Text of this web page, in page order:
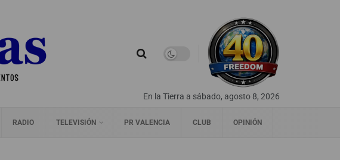
En la Tierra a sábado, agosto 8, 2026
RADIO TELEVISIÓN PR VALENCIA CLUB OPINIÓN